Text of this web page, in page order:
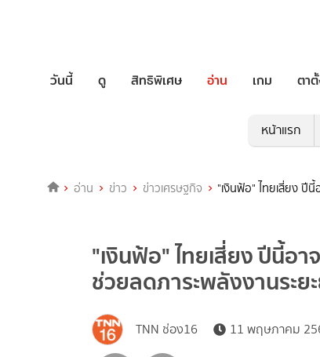
วันนี้ ดู สิทธิพิเศษ อ่าน เกม ตา
หน้าแรก
อ่าน ข่าว ข่าวเศรษฐกิจ "เงินฟ้อ" ไทยเสี่ยง ปี
"เงินฟ้อ" ไทยเสี่ยง ปีนี้อ
ช่วยลดภาระพลังงานระย
TNN ช่อง16 11 พฤษภาคม